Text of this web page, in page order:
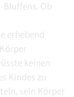
Bluffens. Ob
erhebend
keinen
Kindes zu
sein Körper